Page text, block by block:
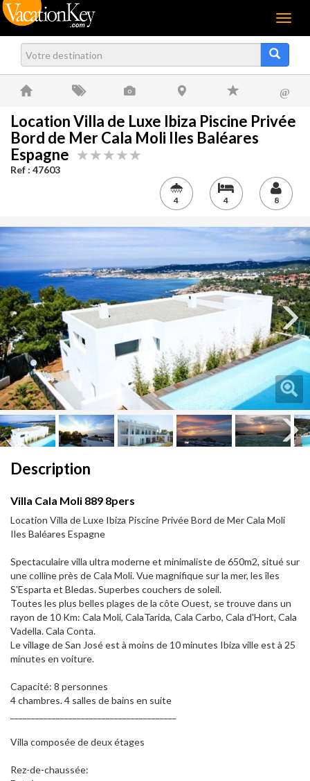
Menu
@
Location Villa de Luxe Ibiza Piscine Privée
Bord de Mer Cala Moli Iles Baléares
Espagne
Ref : 47603
4 4 8
Next
Description
Villa Cala Moli 889 8pers
Location Villa de Luxe Ibiza Piscine Privée Bord de Mer Cala Moli
Iles Baléares Espagne
Spectaculaire villa ultra moderne et minimaliste de 650m2, situé sur
une colline près de Cala Moli. Vue magnifique sur la mer, les îles
S'Esparta et Bledas. Superbes couchers de soleil.
Toutes les plus belles plages de la côte Ouest, se trouve dans un
rayon de 10 Km: Cala Moli, CalaTarida, Cala Carbo, Cala d'Hort, Cala
Vadella. Cala Conta.
Le village de San José est à moins de 10 minutes Ibiza ville est à 25
minutes en voiture.
Capacité: 8 personnes
4 chambres. 4 salles de bains en suite
Villa composée de deux étages
Rez-de-chaussée: